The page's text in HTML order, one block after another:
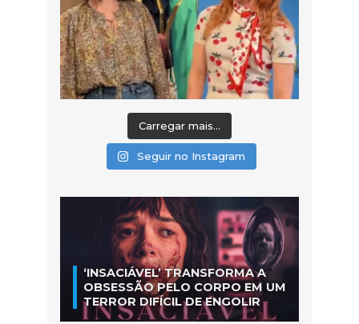
Carregar mais...
Seguir no Instagram
‘INSACIÁVEL’ TRANSFORMA A
OBSESSÃO PELO CORPO EM UM
TERROR DIFÍCIL DE ENGOLIR